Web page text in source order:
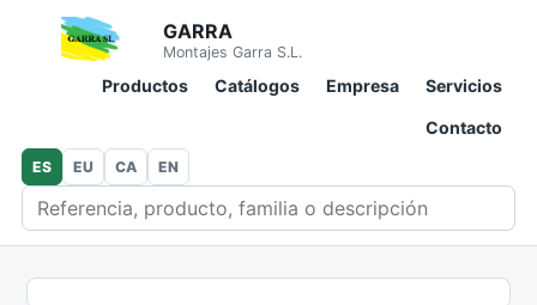
GARRA
Montajes Garra S.L.
Productos Catálogos Empresa Servicios
Contacto
Buscar en catálogo
ES EU CA EN